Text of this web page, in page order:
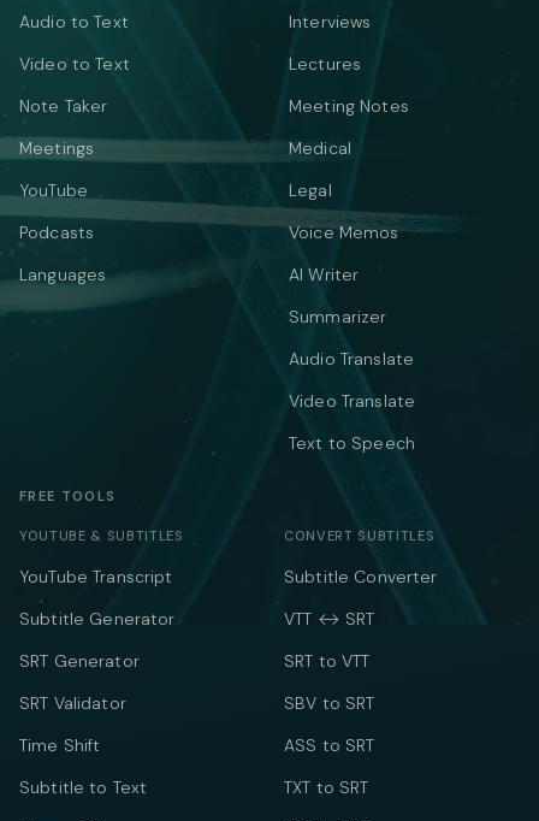
Audio to Text
Video to Text
Note Taker
Meetings
YouTube
Podcasts
Languages
Interviews
Lectures
Meeting Notes
Medical
Legal
Voice Memos
AI Writer
Summarizer
Audio Translate
Video Translate
Text to Speech
FREE TOOLS
YOUTUBE & SUBTITLES
YouTube Transcript
Subtitle Generator
SRT Generator
SRT Validator
Time Shift
Subtitle to Text
CONVERT SUBTITLES
Subtitle Converter
VTT ↔ SRT
SRT to VTT
SBV to SRT
ASS to SRT
TXT to SRT